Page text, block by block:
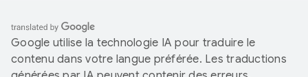
Google utilise la technologie IA pour traduire le
contenu dans votre langue préférée. Les traductions